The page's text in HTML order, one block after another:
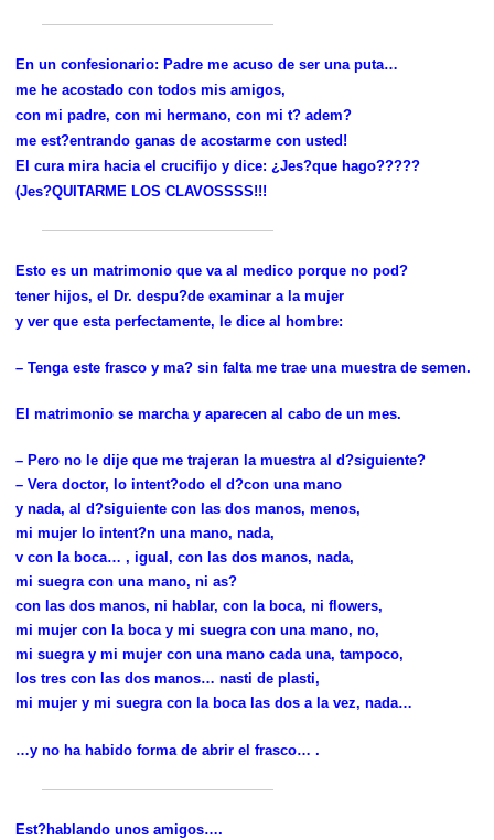
En un confesionario: Padre me acuso de ser una puta…
me he acostado con todos mis amigos,
con mi padre, con mi hermano, con mi t? adem?
me est?entrando ganas de acostarme con usted!
El cura mira hacia el crucifijo y dice: ¿Jes?que hago?????
(Jes?QUITARME LOS CLAVOSSSS!!!
Esto es un matrimonio que va al medico porque no pod?
tener hijos, el Dr. despu?de examinar a la mujer
y ver que esta perfectamente, le dice al hombre:
– Tenga este frasco y ma? sin falta me trae una muestra de semen.
El matrimonio se marcha y aparecen al cabo de un mes.
– Pero no le dije que me trajeran la muestra al d?siguiente?
– Vera doctor, lo intent?odo el d?con una mano
y nada, al d?siguiente con las dos manos, menos,
mi mujer lo intent?n una mano, nada,
v con la boca… , igual, con las dos manos, nada,
mi suegra con una mano, ni as?
con las dos manos, ni hablar, con la boca, ni flowers,
mi mujer con la boca y mi suegra con una mano, no,
mi suegra y mi mujer con una mano cada una, tampoco,
los tres con las dos manos… nasti de plasti,
mi mujer y mi suegra con la boca las dos a la vez, nada…
…y no ha habido forma de abrir el frasco… .
Est?hablando unos amigos….